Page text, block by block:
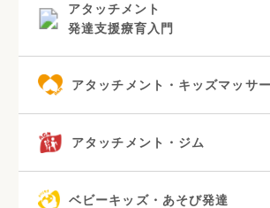
アタッチメント
発達支援療育入門
アタッチメント・キッズマッサ
アタッチメント・ジム
ベビーキッズ・あそび発達